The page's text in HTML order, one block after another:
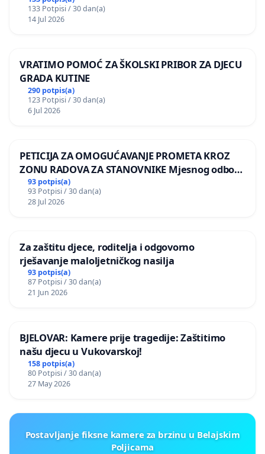
133 Potpisi / 30 dan(a)
14 Jul 2026
VRATIMO POMOĆ ZA ŠKOLSKI PRIBOR ZA DJECU
GRADA KUTINE
290 potpis(a)
123 Potpisi / 30 dan(a)
6 Jul 2026
PETICIJA ZA OMOGUĆAVANJE PROMETA KROZ
ZONU RADOVA ZA STANOVNIKE Mjesnog odbora
Kamensko i Lemić Brdo
93 potpis(a)
93 Potpisi / 30 dan(a)
28 Jul 2026
Za zaštitu djece, roditelja i odgovorno
rješavanje maloljetničkog nasilja
93 potpis(a)
87 Potpisi / 30 dan(a)
21 Jun 2026
BJELOVAR: Kamere prije tragedije: Zaštitimo
našu djecu u Vukovarskoj!
158 potpis(a)
80 Potpisi / 30 dan(a)
27 May 2026
Postavljanje fiksne kamere za brzinu u Belajskim
Poljicama